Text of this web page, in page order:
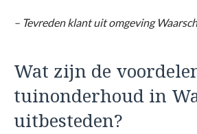
– Tevreden klant uit omgeving
Wat zijn de
tuinonderhoud in
uitbesteden?